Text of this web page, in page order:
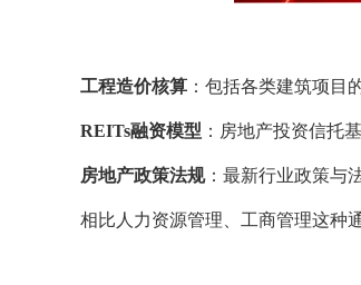
工程造价核算 ：包括各类建筑项目
REITs融资模型 ：房地产投资信托
房地产政策法规：最新行业政策与
相比人力资源管理、工商管理这种